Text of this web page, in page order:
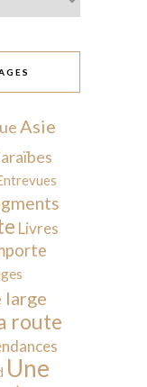
Asie
Livres
large
route
Une